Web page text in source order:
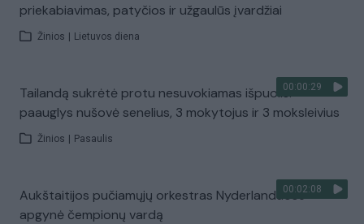
priekabiavimas, patyčios ir užgaulūs įvardžiai
Žinios Lietuvos diena
00:00:29
Tailandą sukrėtė protu nesuvokiamas išpuolis:
paauglys nušovė senelius, 3 mokytojus ir 3 moksleivius
Žinios Pasaulis
00:02:08
Aukštaitijos pučiamųjų orkestras Nyderlanduose
apgynė čempionų vardą